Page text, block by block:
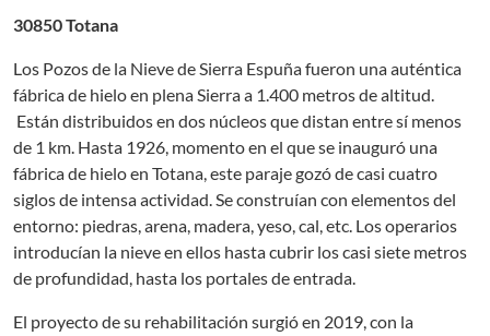
30850 Totana
Los Pozos de la Nieve de Sierra Espuña fueron una auténtica
fábrica de hielo en plena Sierra a 1.400 metros de altitud.
Están distribuidos en dos núcleos que distan entre sí menos
de 1 km. Hasta 1926, momento en el que se inauguró una
fábrica de hielo en Totana, este paraje gozó de casi cuatro
siglos de intensa actividad. Se construían con elementos del
entorno: piedras, arena, madera, yeso, cal, etc. Los operarios
introducían la nieve en ellos hasta cubrir los casi siete metros
de profundidad, hasta los portales de entrada.
El proyecto de su rehabilitación surgió en 2019, con la